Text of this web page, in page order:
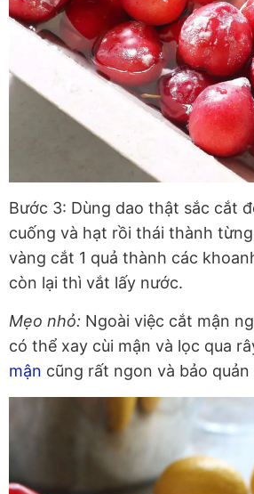
Bước 3: Dùng dao thật sắc cắt
cuống và hạt rồi thái thành
vàng cắt 1 quả thành các
còn lại thì vắt lấy nước.
Mẹo nhỏ: Ngoài việc cắt mận
có thể xay cùi mận và lọc qua
mận cũng rất ngon và bảo